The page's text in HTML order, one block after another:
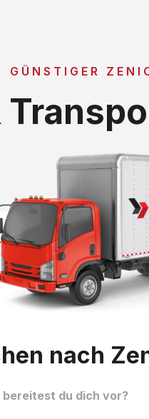
GÜNSTIGER
nach
bereitest du dich vor?